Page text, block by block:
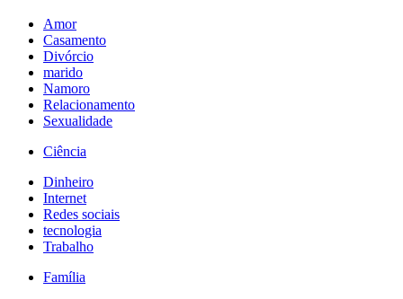
Amor
Casamento
Divórcio
marido
Namoro
Relacionamento
Sexualidade
Ciência
Dinheiro
Internet
Redes sociais
tecnologia
Trabalho
Família